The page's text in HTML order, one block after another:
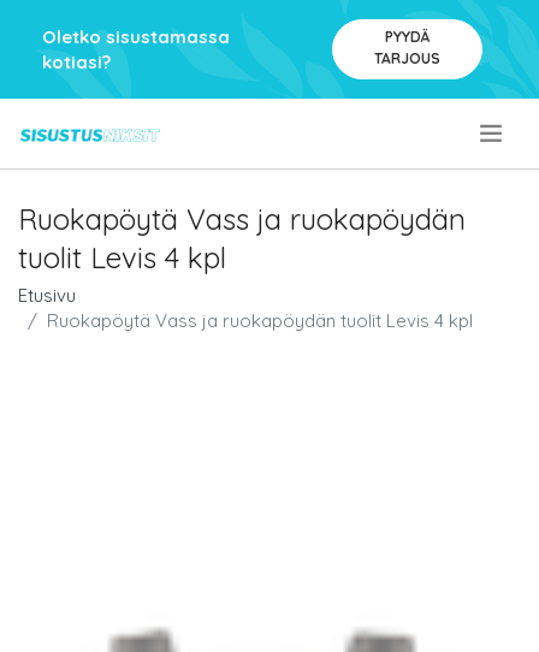
Oletko sisustamassa
kotiasi?
PYYDÄ
TARJOUS
Ruokapöytä Vass ja ruokapöydän
tuolit Levis 4 kpl
Etusivu
Ruokapöytä Vass ja ruokapöydän tuolit Levis 4 kpl